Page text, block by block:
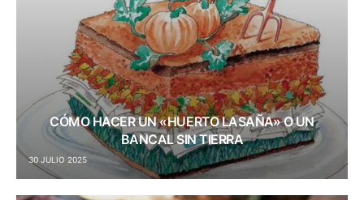
CÓMO HACER UN «HUERTO LASAÑA» O UN
BANCAL SIN TIERRA
30 JULIO 2025